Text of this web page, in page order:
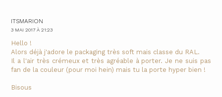
ITSMARION
3 MAI 2017 À 21:23
Hello !
Alors déjà j'adore le packaging très soft mais classe du RAL.
Il a l'air très crémeux et très agréable à porter. Je ne suis pas
fan de la couleur (pour moi hein) mais tu la porte hyper bien !
Bisous